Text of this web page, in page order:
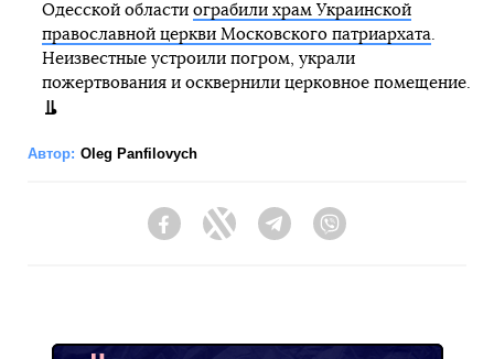
Одесской области ограбили храм Украинской
православной церкви Московского патриархата
Неизвестные устроили погром, украли
пожертвования и осквернили церковное помещение.
Автор: Oleg Panfilovych
FacebookTwitter Telegram